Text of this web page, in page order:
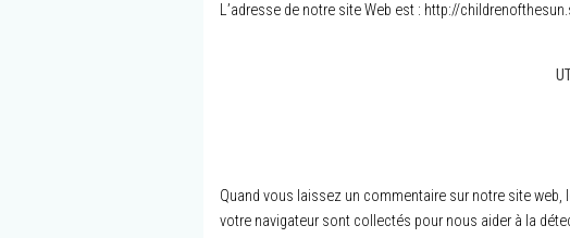
L’adresse de notre site Web est : http://
Quand vous laissez un commentaire sur notre site
votre navigateur sont collectés pour nous aider à la